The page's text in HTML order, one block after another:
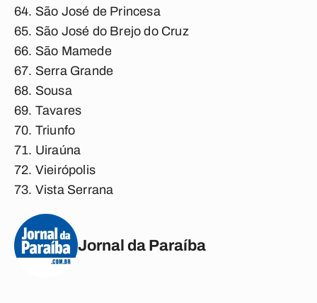
São José de Princesa
São José do Brejo do Cruz
São Mamede
Serra Grande
Sousa
Tavares
Triunfo
Uiraúna
Vieirópolis
Vista Serrana
Jornal da Paraíba